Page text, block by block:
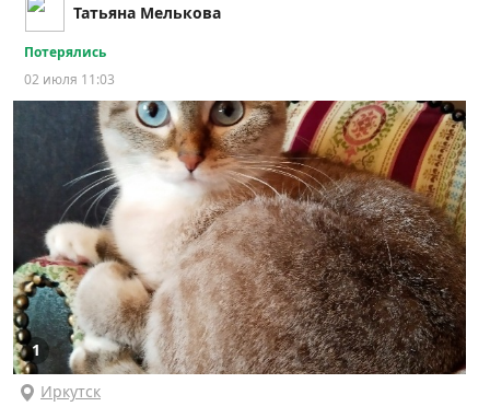
Татьяна Мелькова
Потерялись
02 июля 11:03
1
Иркутск